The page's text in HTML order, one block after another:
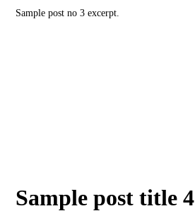
Sample post no 3 excerpt.
Sample post title 4